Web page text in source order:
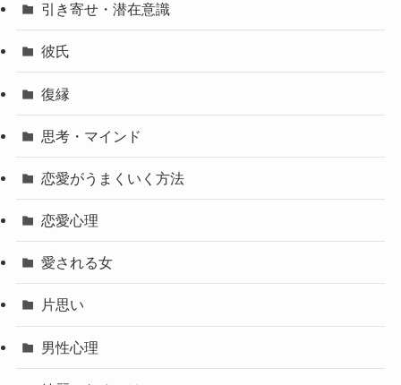
引き寄せ・潜在意識
彼氏
復縁
思考・マインド
恋愛がうまくいく方法
恋愛心理
愛される女
片思い
男性心理